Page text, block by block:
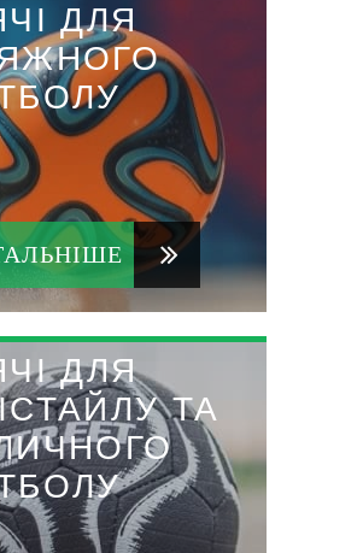
ДЛЯ
ДЛЯ
ТА